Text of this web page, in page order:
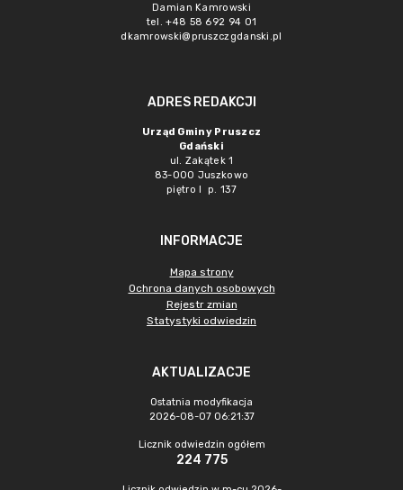
Damian Kamrowski
tel. +48 58 692 94 01
dkamrowski@pruszczgdanski.pl
ADRES REDAKCJI
Urząd Gminy Pruszcz
Gdański
ul. Zakątek 1
83-000 Juszkowo
piętro I p. 137
INFORMACJE
Mapa strony
Ochrona danych osobowych
Rejestr zmian
Statystyki odwiedzin
AKTUALIZACJE
Ostatnia modyfikacja
2026-08-07 06:21:37
Licznik odwiedzin ogółem
224 775